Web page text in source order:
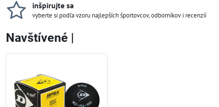
inšpirujte sa
vyberte si podľa vzoru najlepších športovcov, odborníkov i recenzíí
Navštívené |